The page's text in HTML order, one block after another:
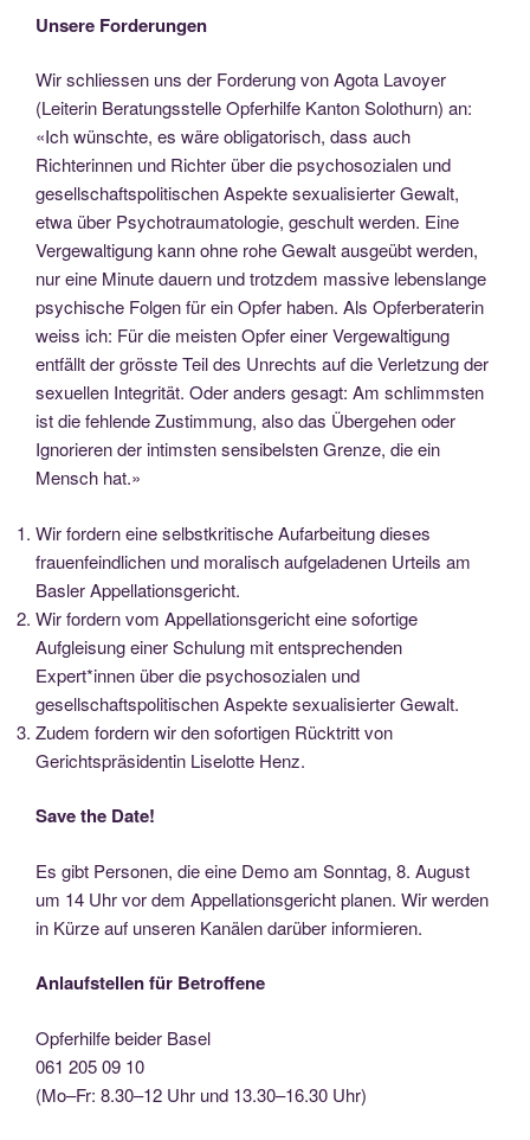
Unsere Forderungen
Wir schliessen uns der Forderung von Agota Lavoyer
(Leiterin Beratungsstelle Opferhilfe Kanton Solothurn) an:
«Ich wünschte, es wäre obligatorisch, dass auch
Richterinnen und Richter über die psychosozialen und
gesellschaftspolitischen Aspekte sexualisierter Gewalt,
etwa über Psychotraumatologie, geschult werden. Eine
Vergewaltigung kann ohne rohe Gewalt ausgeübt werden,
nur eine Minute dauern und trotzdem massive lebenslange
psychische Folgen für ein Opfer haben. Als Opferberaterin
weiss ich: Für die meisten Opfer einer Vergewaltigung
entfällt der grösste Teil des Unrechts auf die Verletzung der
sexuellen Integrität. Oder anders gesagt: Am schlimmsten
ist die fehlende Zustimmung, also das Übergehen oder
Ignorieren der intimsten sensibelsten Grenze, die ein
Mensch hat.»
Wir fordern eine selbstkritische Aufarbeitung dieses
frauenfeindlichen und moralisch aufgeladenen Urteils am
Basler Appellationsgericht.
Wir fordern vom Appellationsgericht eine sofortige
Aufgleisung einer Schulung mit entsprechenden
Expert*innen über die psychosozialen und
gesellschaftspolitischen Aspekte sexualisierter Gewalt.
Zudem fordern wir den sofortigen Rücktritt von
Gerichtspräsidentin Liselotte Henz.
Save the Date!
Es gibt Personen, die eine Demo am Sonntag, 8. August
um 14 Uhr vor dem Appellationsgericht planen. Wir werden
in Kürze auf unseren Kanälen darüber informieren.
Anlaufstellen für Betroffene
Opferhilfe beider Basel
061 205 09 10
(Mo–Fr: 8.30–12 Uhr und 13.30–16.30 Uhr)